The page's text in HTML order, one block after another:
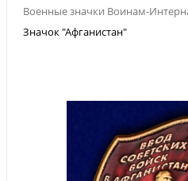
Военные значки Воинам-
Значок "Афганистан"